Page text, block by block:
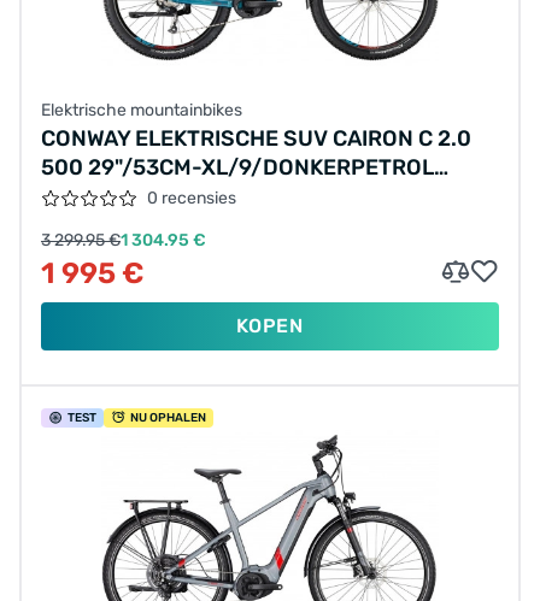
Elektrische mountainbikes
CONWAY ELEKTRISCHE SUV CAIRON C 2.0
500 29"/53CM-XL/9/DONKERPETROL
METALLIC - ROOD/02823144
0 recensies
3 299.95 €1 304.95 €
1 995 €
KOPEN
TEST NU OPHALEN